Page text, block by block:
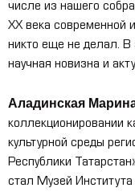
числе из нашего
XXвека современной
никто еще не делал. В
научная новизна и
Аладинская
коллекционировании
культурной среды
Республики
стал Музей Института